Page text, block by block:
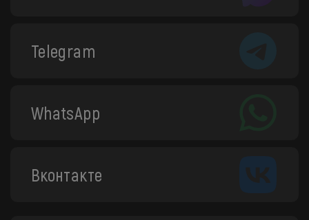
Telegram
WhatsApp
Вконтакте